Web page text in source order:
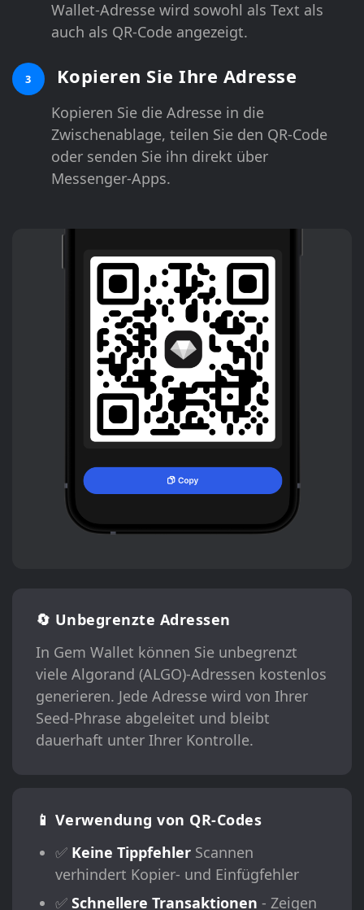
Wallet-Adresse wird sowohl als Text als
auch als QR-Code angezeigt.
3 Kopieren Sie Ihre Adresse
Kopieren Sie die Adresse in die
Zwischenablage, teilen Sie den QR-Code
oder senden Sie ihn direkt über
Messenger-Apps.
🔄 Unbegrenzte Adressen
In Gem Wallet können Sie unbegrenzt
viele Algorand (ALGO)-Adressen kostenlos
generieren. Jede Adresse wird von Ihrer
Seed-Phrase abgeleitet und bleibt
dauerhaft unter Ihrer Kontrolle.
📱 Verwendung von QR-Codes
✅ Keine TippfehlerScannen
verhindert Kopier- und Einfügfehler
✅ Schnellere Transaktionen - Zeigen